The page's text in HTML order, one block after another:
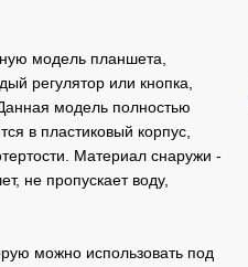
модель планшета,
регулятор или кнопка,
модель полностью
в пластиковый корпус,
Материал снаружи -
не пропускает воду,
можно использовать под